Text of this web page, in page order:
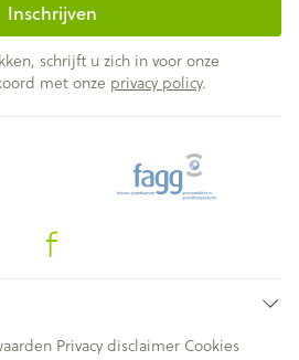
Inschrijven
schrijft u zich in voor onze
met onze privacy policy.
Privacy disclaimer Cookies